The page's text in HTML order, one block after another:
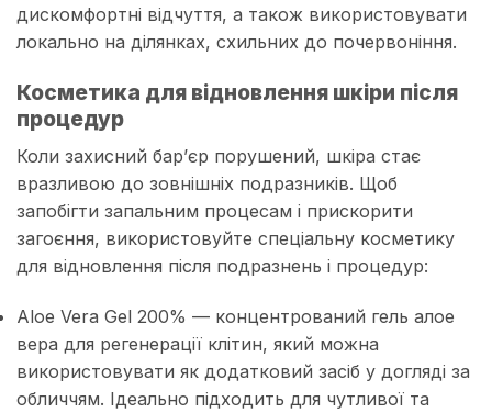
дискомфортні відчуття, а також використовувати
локально на ділянках, схильних до почервоніння.
Косметика для відновлення шкіри після
процедур
Коли захисний бар’єр порушений, шкіра стає
вразливою до зовнішніх подразників. Щоб
запобігти запальним процесам і прискорити
загоєння, використовуйте спеціальну косметику
для відновлення після подразнень і процедур:
Aloe Vera Gel 200% — концентрований гель алое
вера для регенерації клітин, який можна
використовувати як додатковий засіб у догляді за
обличчям. Ідеально підходить для чутливої та